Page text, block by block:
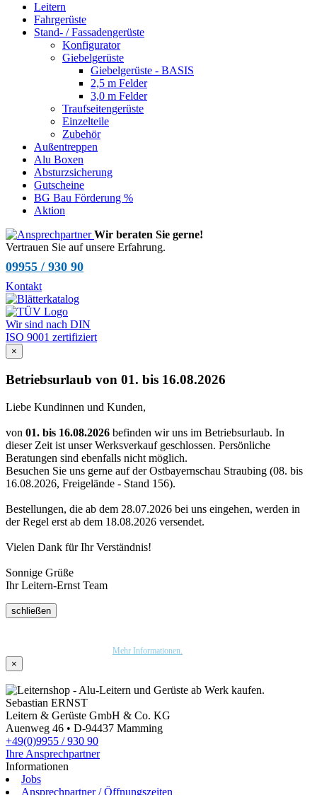
Leitern
Fahrgerüste
Stand- / Fassadengerüste
Konfigurator
Giebelgerüste
Giebelgerüste - BASIS
2,5 m Felder
3,0 m Felder
Traufseitengerüste
Einzelteile
Zubehör
Außentreppen
Alu Boxen
Absturzsicherung
Gutscheine
BG Bau Förderung %
Aktion
Wir beraten Sie gerne!
Vertrauen Sie auf unsere Erfahrung.
09955 / 930 90
Kontakt
Wir sind nach DIN
ISO 9001 zertifiziert
×
Betriebsurlaub von 01. bis 16.08.2026
Liebe Kundinnen und Kunden,
von 01. bis 16.08.2026 befinden wir uns im Betriebsurlaub. In
dieser Zeit ist unser Werksverkauf geschlossen. Persönliche
Beratungen sind ebenfalls nicht möglich.
Besuchen Sie uns gerne auf der Ostbayernschau Straubing (08. bis
16.08.2026, Freigelände - Stand 156).
Bestellungen, die ab dem 28.07.2026 bei uns eingehen, werden in
der Regel erst ab dem 18.08.2026 versendet.
Vielen Dank für Ihr Verständnis!
Sonnige Grüße
Ihr Leitern-Ernst Team
schließen
Mehr Informationen.
×
Sebastian ERNST
Leitern & Gerüste GmbH & Co. KG
Auenweg 46 • D-94437 Mamming
+49(0)9955 / 930 90
Ihre Ansprechpartner
Informationen
Jobs
Ansprechpartner / Öffnungszeiten